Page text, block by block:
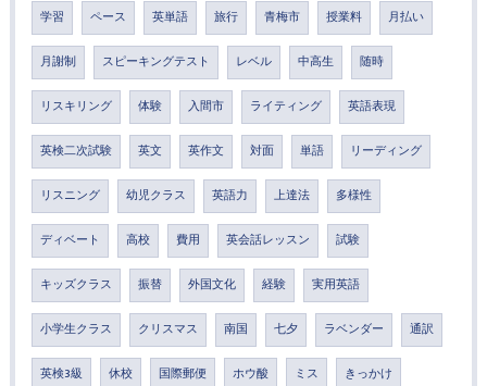
学習 ペース 英単語 旅行 青梅市 授業料 月払い
月謝制 スピーキングテスト レベル 中高生 随時
リスキリング 体験 入間市 ライティング 英語表現
英検二次試験 英文 英作文 対面 単語 リーディング
リスニング 幼児クラス 英語力 上達法 多様性
ディベート 高校 費用 英会話レッスン 試験
キッズクラス 振替 外国文化 経験 実用英語
小学生クラス クリスマス 南国 七夕 ラベンダー 通訳
英検3級 休校 国際郵便 ホウ酸 ミス きっかけ